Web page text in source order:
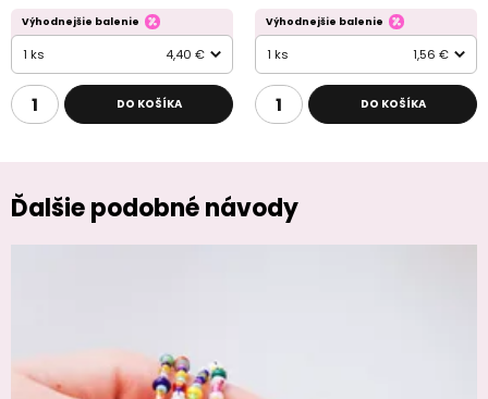
Výhodnejšie balenie
1 ks 4,40 €
DO KOŠÍKA
Výhodnejšie balenie
1 ks 1,56 €
DO KOŠÍKA
Ďalšie podobné návody